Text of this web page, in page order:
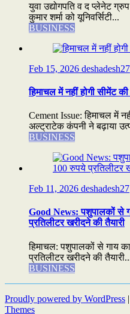
युवा उद्योगपति व द प्लेनेट
कुमार शर्मा को यूनिवर्सिटी...
BUSINESS
Feb 15, 2026 deshadesh27
हिमाचल में नहीं होगी सीमेंट
Cement Issue: हिमाचल में
अल्ट्राटेक कंपनी ने बढ़ाया
BUSINESS
Feb 11, 2026 deshadesh27
Good News: पशुपालकों से
प्रतिलीटर खरीदने की तैयारी
हिमाचल: पशुपालकों से गाय
प्रतिलीटर खरीदने की
BUSINESS
Proudly powered by WordPress |
Themes